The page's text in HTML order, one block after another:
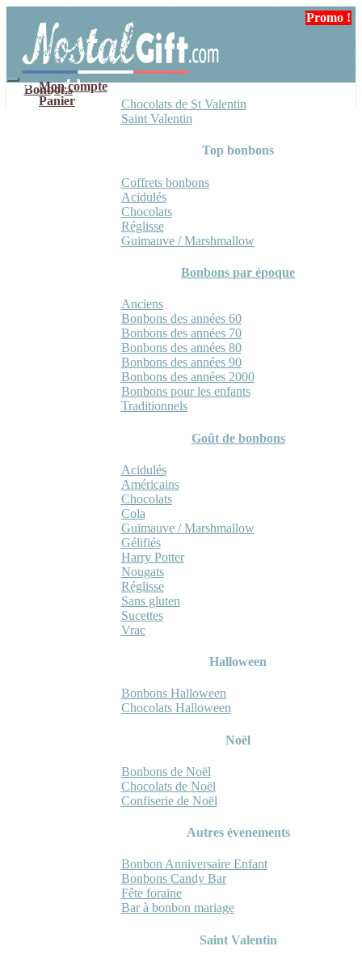
navigation
contenu
Mon compte
Panier
Bonbons
Chocolats de St Valentin
Saint Valentin
Top bonbons
Coffrets bonbons
Acidulés
Chocolats
Réglisse
Guimauve / Marshmallow
Bonbons par époque
Anciens
Bonbons des années 60
Bonbons des années 70
Bonbons des années 80
Bonbons des années 90
Bonbons des années 2000
Bonbons pour les enfants
Traditionnels
Goût de bonbons
Acidulés
Américains
Chocolats
Cola
Guimauve / Marshmallow
Gélifiés
Harry Potter
Nougats
Réglisse
Sans gluten
Sucettes
Vrac
Halloween
Bonbons Halloween
Chocolats Halloween
Noël
Bonbons de Noël
Chocolats de Noël
Confiserie de Noël
Autres évenements
Bonbon Anniversaire Enfant
Bonbons Candy Bar
Fête foraine
Bar à bonbon mariage
Saint Valentin
Promo !
Promo !
Promo !
Promo !